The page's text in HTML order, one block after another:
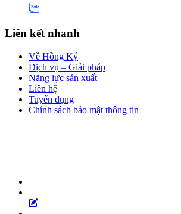
Liên kết nhanh
Về Hồng Ký
Dịch vụ – Giải pháp
Năng lực sản xuất
Liên hệ
Tuyển dụng
Chính sách bảo mật thông tin